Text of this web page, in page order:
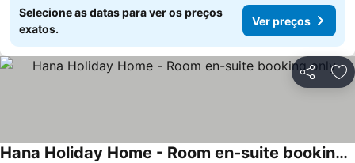
Selecione as datas para ver os preços
exatos.
Ver preços
Partilhar
Hana Holiday Home - Room en-suite booking only